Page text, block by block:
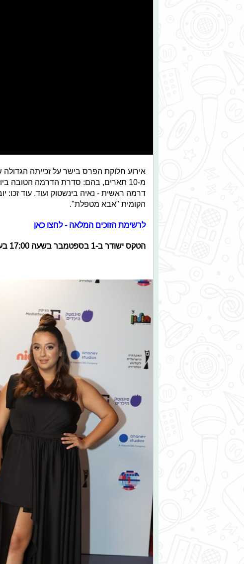
מ-10 תארים, בהם: סדרת הדרמה הטובה
דרמה ראשית - נאיה בינשטוק ועוד. עוד זכו:
הקומית "אבא מטפלת".
לרשימת הזוכים המלאה - לחצו כאן
הטקס ישודר ב-1 בספטמבר בשעה 17:00 בערוץ ניקלודיאון.